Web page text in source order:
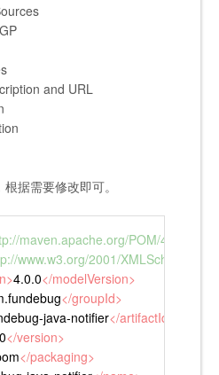
and URL
据需要修改即可。
maven.apache.org/POM/4.0.0"
www.w3.org/2001/XMLSchema-
>4.0.0</modelVersion>
</groupId>
java-notifier</artifactId
</version>
</packaging>